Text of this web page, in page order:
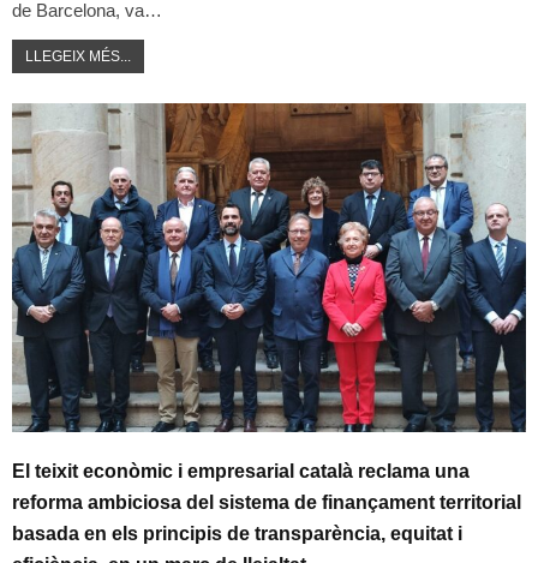
de Barcelona, va…
LLEGEIX MÉS...
El teixit econòmic i empresarial català reclama una
reforma ambiciosa del sistema de finançament territorial
basada en els principis de transparència, equitat i